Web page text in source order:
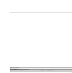
z世代